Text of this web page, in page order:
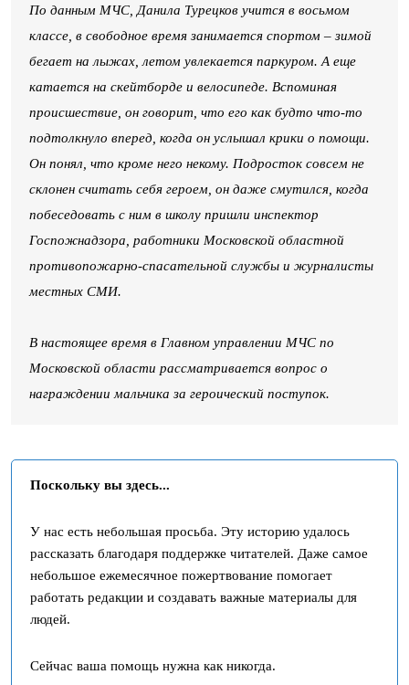
По данным МЧС, Данила Турецков учится в восьмом
классе, в свободное время занимается спортом – зимой
бегает на лыжах, летом увлекается паркуром. А еще
катается на скейтборде и велосипеде. Вспоминая
происшествие, он говорит, что его как будто что-то
подтолкнуло вперед, когда он услышал крики о помощи.
Он понял, что кроме него некому. Подросток совсем не
склонен считать себя героем, он даже смутился, когда
побеседовать с ним в школу пришли инспектор
Госпожнадзора, работники Московской областной
противопожарно-спасательной службы и журналисты
местных СМИ.
В настоящее время в Главном управлении МЧС по
Московской области рассматривается вопрос о
награждении мальчика за героический поступок.
Поскольку вы здесь...
У нас есть небольшая просьба. Эту историю удалось
рассказать благодаря поддержке читателей. Даже самое
небольшое ежемесячное пожертвование помогает
работать редакции и создавать важные материалы для
людей.
Сейчас ваша помощь нужна как никогда.